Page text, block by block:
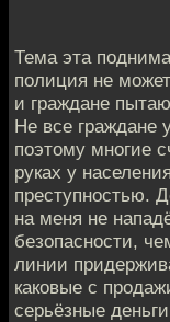
Тема эта
полиция не
и граждане
Не все граждане
поэтому многие
руках у
преступностью.
на меня не
безопасности,
линии
каковые с
серьёзные